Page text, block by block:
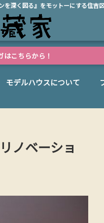
深く図る』をモットーにする住吉区
はこちらから！
モデルハウスについて
ノベーショ